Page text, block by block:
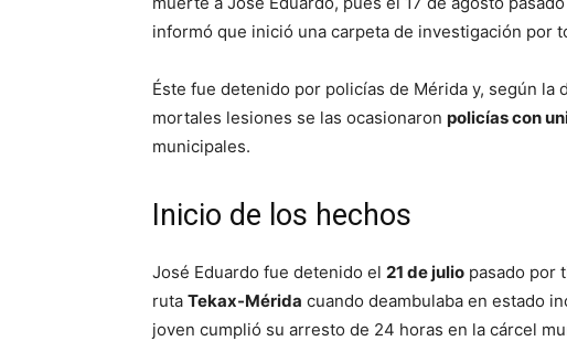
informó que inició una carpeta de investigación por
Éste fue detenido por policías de Mérida y, según la
mortales lesiones se las ocasionaron policías con
municipales.
Inicio de los hechos
José Eduardo fue detenido el 21 de julio pasado por
ruta Tekax-Mérida cuando deambulaba en estado
joven cumplió su arresto de 24 horas en la cárcel